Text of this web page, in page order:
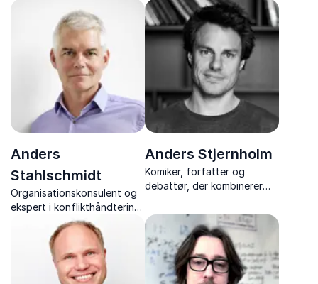
værdier og handlekraft gør
Danmark til et samfund, der
lykkes mod alle odds.
kerneopgaven, med fokus
på hvordan vi kommer fra
hensigt til handling, og fra
standarder til succes.
Anders
Stahlschmidt
Organisationskonsulent og
ekspert i konflikthåndtering,
ledelse og samarbejdskultur
Anders Stjernholm
Komiker, forfatter og
debattør, der kombinerer
humoristisk kant i foredrag
om religion, ADHD og
politik.